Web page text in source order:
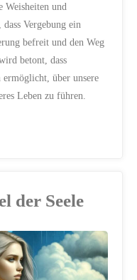
Weisheiten und
Vergebung ein
befreit und den Weg
betont, dass
ermöglicht, über unsere
Leben zu führen.
der Seele